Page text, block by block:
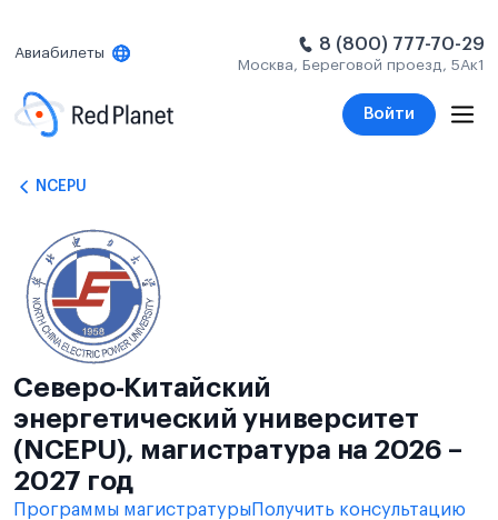
Авиабилеты 8 (800) 777-70-29
Москва, Береговой проезд, 5Ак1
Войти
NCEPU
Северо-Китайский
энергетический университет
(NCEPU), магистратура на 2026 –
2027 год
Программы магистратурыПолучить консультацию